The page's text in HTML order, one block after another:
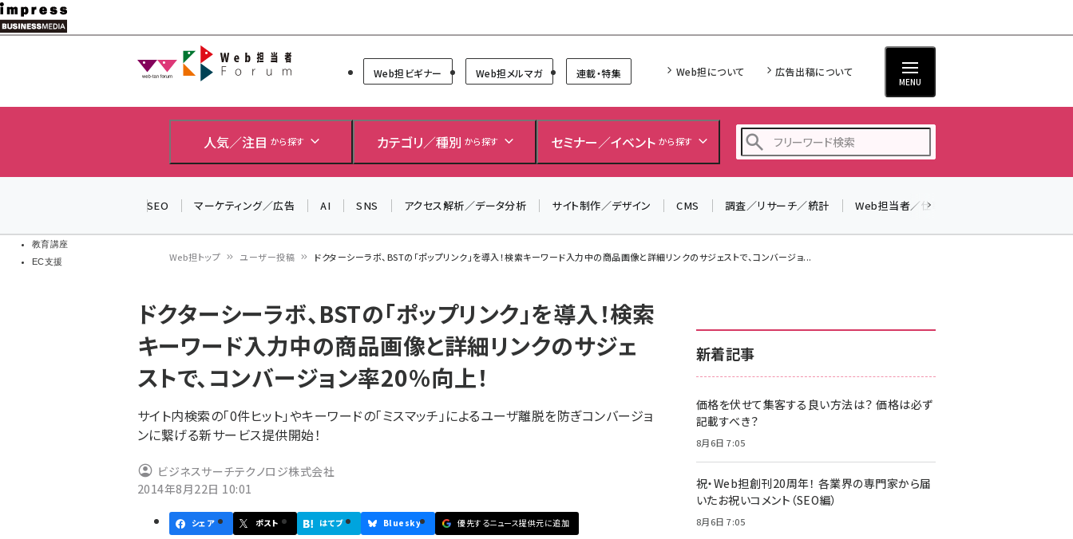
メ
イ
教育講座
EC支援
Web担当者Forum
Web担ビギナー Web担メルマガ 連載・特集 Web担について 広告出稿について
MENU
人気／注目 から探す カテゴリ／種別 から探す セミナー／イベント から探す
z世代 (1622)
meo (1275)
SEO マーケティング／広告 AI SNS アクセス解析／データ分析 サイト制作／デザイン CMS 調査／リサーチ／統計 Web担当者／仕事
ン
く
ず
Web担トップ ユーザー投稿 ドクターシーラボ、BSTの「ポップリンク」を導入！検索キーワード入力中の商品画像と詳細リンクのサジェストで、コンバージョ...
ドクターシーラボ、BSTの「ポップリンク」を導入！検索
キーワード入力中の商品画像と詳細リンクのサジェ
ストで、コンバージョン率20％向上！
サイト内検索の「0件ヒット」やキーワードの「ミスマッチ」によるユーザ離脱を防ぎコンバージョ
ンに繋げる新サービス提供開始！
ビジネスサーチテクノロジ株式会社
2014年8月22日 10:01
シェア ポスト はてブ Bluesky 優先するニュース提供元に追加
新着記事
価格を伏せて集客する良い方法は？ 価格は必ず
記載すべき？
8月6日 7:05
祝・Web担創刊20周年！ 各業界の専門家から届
いたお祝いコメント（SEO編）
8月6日 7:05
＼ 8月27日開催、申し込み受付中！ ／
2026」開催！
▼申し込みはこちらから▼